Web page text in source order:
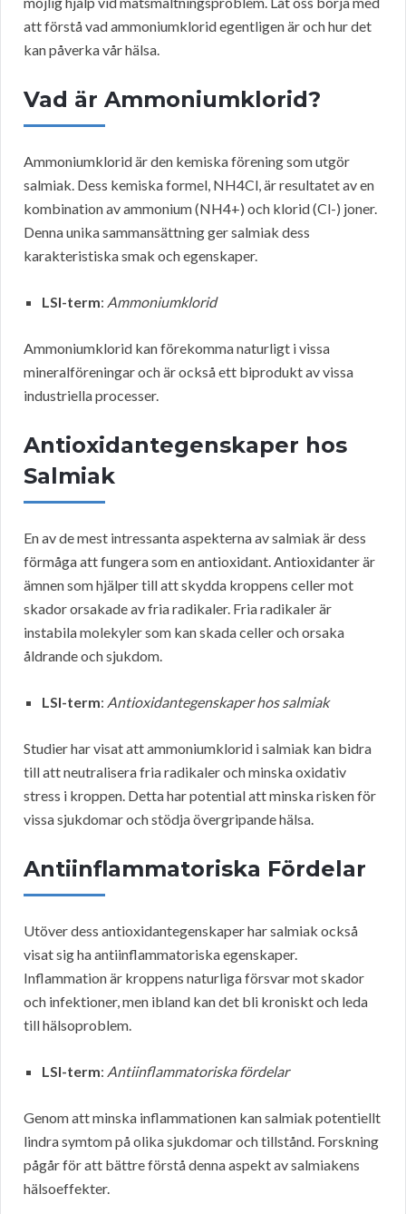
att förstå vad ammoniumklorid egentligen är och hur det
kan påverka vår hälsa.
Vad är Ammoniumklorid?
Ammoniumklorid är den kemiska förening som utgör
salmiak. Dess kemiska formel, NH4Cl, är resultatet av en
kombination av ammonium (NH4+) och klorid (Cl-) joner.
Denna unika sammansättning ger salmiak dess
karakteristiska smak och egenskaper.
LSI-term: Ammoniumklorid
Ammoniumklorid kan förekomma naturligt i vissa
mineralföreningar och är också ett biprodukt av vissa
industriella processer.
Antioxidantegenskaper hos
Salmiak
En av de mest intressanta aspekterna av salmiak är dess
förmåga att fungera som en antioxidant. Antioxidanter är
ämnen som hjälper till att skydda kroppens celler mot
skador orsakade av fria radikaler. Fria radikaler är
instabila molekyler som kan skada celler och orsaka
åldrande och sjukdom.
LSI-term: Antioxidantegenskaper hos salmiak
Studier har visat att ammoniumklorid i salmiak kan bidra
till att neutralisera fria radikaler och minska oxidativ
stress i kroppen. Detta har potential att minska risken för
vissa sjukdomar och stödja övergripande hälsa.
Antiinflammatoriska Fördelar
Utöver dess antioxidantegenskaper har salmiak också
visat sig ha antiinflammatoriska egenskaper.
Inflammation är kroppens naturliga försvar mot skador
och infektioner, men ibland kan det bli kroniskt och leda
till hälsoproblem.
LSI-term: Antiinflammatoriska fördelar
Genom att minska inflammationen kan salmiak potentiellt
lindra symtom på olika sjukdomar och tillstånd. Forskning
pågår för att bättre förstå denna aspekt av salmiakens
hälsoeffekter.